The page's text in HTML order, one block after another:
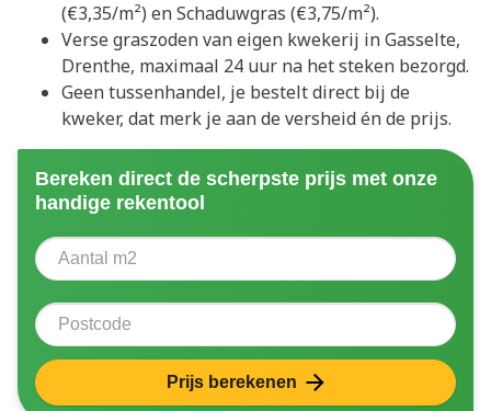
(€3,35/m²) en Schaduwgras (€3,75/m²).
Verse graszoden van eigen kwekerij in Gasselte,
Drenthe, maximaal 24 uur na het steken bezorgd.
Geen tussenhandel, je bestelt direct bij de
kweker, dat merk je aan de versheid én de prijs.
Bereken direct de scherpste prijs met onze
handige rekentool
Aantal vierkante meter
Postcode
Prijs berekenen